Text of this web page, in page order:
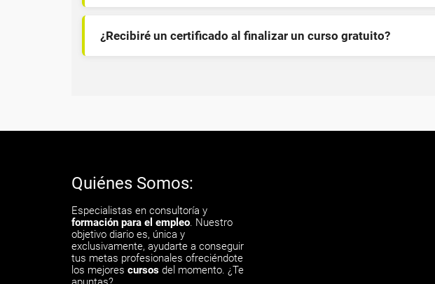
¿Recibiré un certificado al finalizar un curso gratuito?
Quiénes Somos:
Especialistas en consultoría y
formación para el empleo. Nuestro
objetivo diario es, única y
exclusivamente, ayudarte a conseguir
tus metas profesionales ofreciéndote
los mejores cursos del momento. ¿Te